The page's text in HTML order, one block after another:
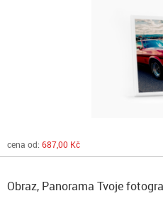
cena od: 687,00 Kč
Obraz, Panorama Tvoje